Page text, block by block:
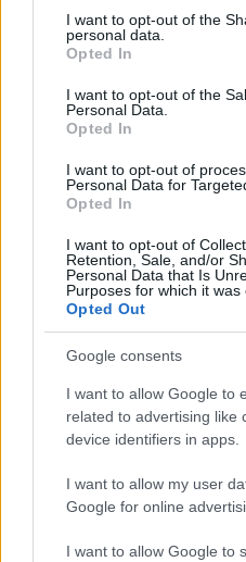
not limited to your visit or
grant or deny consent to
use your data for below
consent section.
I want to opt-out of the
personal data.
Opted In
I want to opt-out of the
Personal Data.
Opted In
I want to opt-out of
Personal Data for
Opted In
I want to opt-out of
Retention, Sale, and/or
Personal Data that Is
Purposes for which it was
Opted Out
Google consents
I want to allow Google to
related to advertising like
device identifiers in apps.
I want to allow my user
Google for online
I want to allow Google to
Πιο
Έφυγαν οι
Καρυστιανού - Η
«Ελπίδα για τη
Canadair 515: Οι
κατασκευή του
επιχειρεί και τη
Βγήκαν ξανά τα
για τη
Γρατσία και
κίνημα σε φοβικό
Το πολωμένο
τις φωτιές σε
ισχυρότερα
χρόνων»
Απίστευτο κι όμως
Aναστέλλονται
Χανίων επειδή